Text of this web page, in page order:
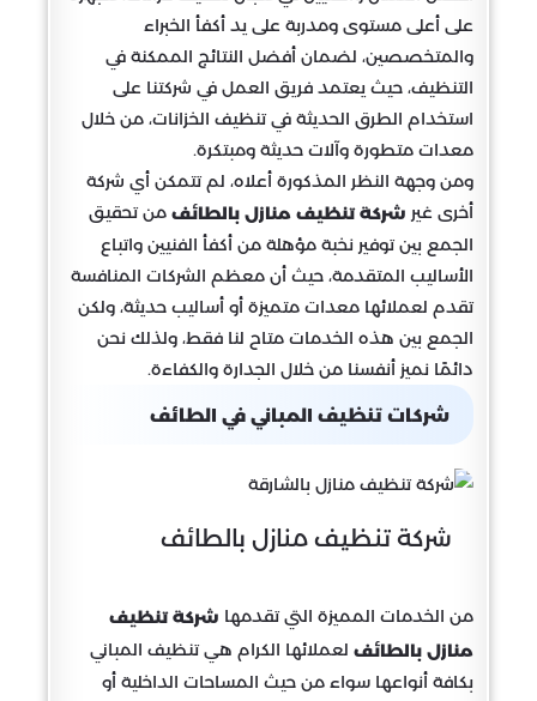
على أعلى مستوى ومدربة على يد أكفأ الخبراء
والمتخصصين، لضمان أفضل النتائج الممكنة في
التنظيف، حيث يعتمد فريق العمل في شركتنا على
استخدام الطرق الحديثة في تنظيف الخزانات، من خلال
معدات متطورة وآلات حديثة ومبتكرة.
ومن وجهة النظر المذكورة أعلاه، لم تتمكن أي شركة
أخرى غير شركة تنظيف منازل بالطائف من تحقيق
الجمع بين توفير نخبة مؤهلة من أكفأ الفنيين واتباع
الأساليب المتقدمة، حيث أن معظم الشركات المنافسة
تقدم لعملائها معدات متميزة أو أساليب حديثة، ولكن
الجمع بين هذه الخدمات متاح لنا فقط، ولذلك نحن
دائمًا نميز أنفسنا من خلال الجدارة والكفاءة.
شركات تنظيف المباني في الطائف
شركة تنظيف منازل بالطائف
من الخدمات المميزة التي تقدمها شركة تنظيف
منازل بالطائف لعملائها الكرام هي تنظيف المباني
بكافة أنواعها سواء من حيث المساحات الداخلية أو